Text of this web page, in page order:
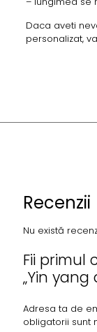
Daca aveti
personalizat,
Recenzii
Nu există
Fii primul
„Yin
Adresa ta de
obligatorii sunt